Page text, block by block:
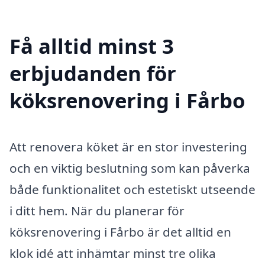
Få alltid minst 3
erbjudanden för
köksrenovering i Fårbo
Att renovera köket är en stor investering
och en viktig beslutning som kan påverka
både funktionalitet och estetiskt utseende
i ditt hem. När du planerar för
köksrenovering i Fårbo är det alltid en
klok idé att inhämtar minst tre olika